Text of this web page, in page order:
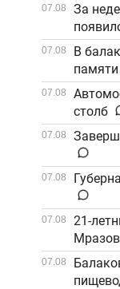
07.08
За
07.08
В
07.08
столб
07.08
07.08
07.08
21-
07.08